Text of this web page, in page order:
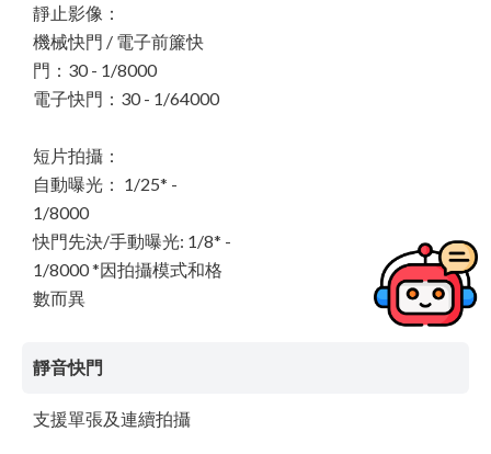
靜止影像：
機械快門 / 電子前簾快
門：30 - 1/8000
電子快門：30 - 1/64000
短片拍攝：
自動曝光： 1/25* -
1/8000
快門先決/手動曝光: 1/8* -
1/8000 *因拍攝模式和格
數而異
靜音快門
支援單張及連續拍攝